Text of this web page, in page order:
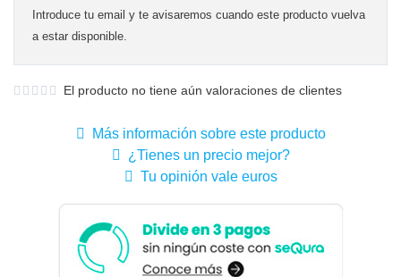
Introduce tu email y te avisaremos cuando este producto vuelva
a estar disponible.
El producto no tiene aún valoraciones de clientes
Más información sobre este producto
¿Tienes un precio mejor?
Tu opinión vale euros